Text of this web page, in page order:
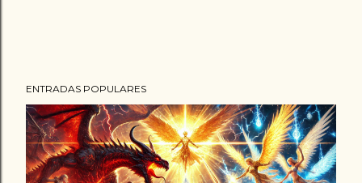
ENTRADAS POPULARES